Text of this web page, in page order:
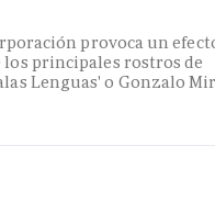
provoca un
los principales rostros de
Lenguas' o Gonzalo